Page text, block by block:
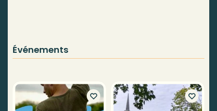
Événements